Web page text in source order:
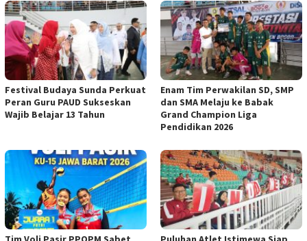
Festival Budaya Sunda Perkuat
Peran Guru PAUD Sukseskan
Wajib Belajar 13 Tahun
‎Enam Tim Perwakilan SD, SMP
dan SMA Melaju ke Babak
Grand Champion Liga
Pendidikan 2026